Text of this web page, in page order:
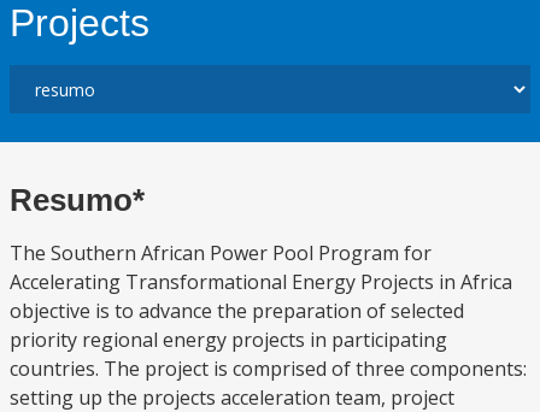
Projects
Resumo*
The Southern African Power Pool Program for
Accelerating Transformational Energy Projects in Africa
objective is to advance the preparation of selected
priority regional energy projects in participating
countries. The project is comprised of three components:
setting up the projects acceleration team, project